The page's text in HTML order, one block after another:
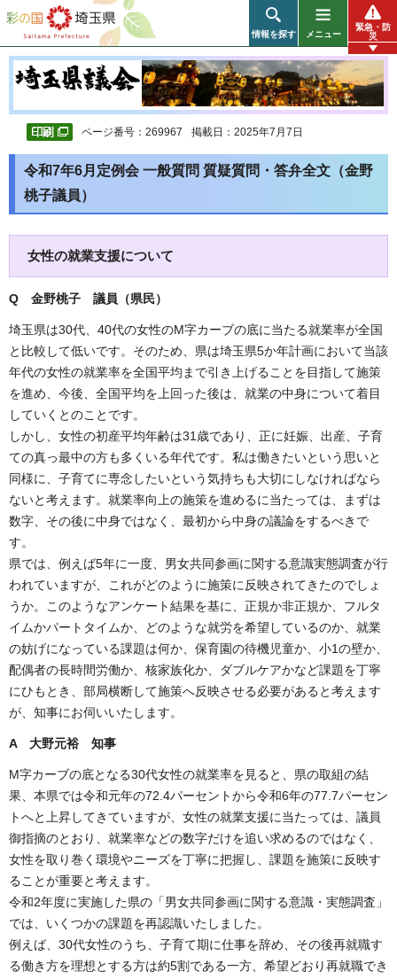
彩の国 埼玉県
情報を探す メニュー
緊急・防
災
ページ番号：269967 掲載日：2025年7月7日
令和7年6月定例会 一般質問 質疑質問・答弁全文（金野
桃子議員）
女性の就業支援について
Q 金野桃子 議員（県民）
埼玉県は30代、40代の女性のM字カーブの底に当たる就業率が全国
と比較して低いです。そのため、県は埼玉県5か年計画において当該
年代の女性の就業率を全国平均まで引き上げることを目指して施策
を進め、今後、全国平均を上回った後は、就業の中身について着目
していくとのことです。
しかし、女性の初産平均年齢は31歳であり、正に妊娠、出産、子育
ての真っ最中の方も多くいる年代です。私は働きたいという思いと
同様に、子育てに専念したいという気持ちも大切にしなければなら
ないと考えます。就業率向上の施策を進めるに当たっては、まずは
数字、その後に中身ではなく、最初から中身の議論をするべきで
す。
県では、例えば5年に一度、男女共同参画に関する意識実態調査が行
われていますが、これがどのように施策に反映されてきたのでしょ
うか。このようなアンケート結果を基に、正規か非正規か、フルタ
イムかパートタイムか、どのような就労を希望しているのか、就業
の妨げになっている課題は何か、保育園の待機児童か、小1の壁か、
配偶者の長時間労働か、核家族化か、ダブルケアかなど課題を丁寧
にひもとき、部局横断して施策へ反映させる必要があると考えます
が、知事にお伺いいたします。
A 大野元裕知事
M字カーブの底となる30代女性の就業率を見ると、県の取組の結
果、本県では令和元年の72.4パーセントから令和6年の77.7パーセン
トへと上昇してきていますが、女性の就業支援に当たっては、議員
御指摘のとおり、就業率などの数字だけを追い求めるのではなく、
女性を取り巻く環境やニーズを丁寧に把握し、課題を施策に反映す
ることが重要と考えます。
令和2年度に実施した県の「男女共同参画に関する意識・実態調査」
では、いくつかの課題を再認識いたしました。
例えば、30代女性のうち、子育て期に仕事を辞め、その後再就職す
る働き方を理想とする方は約5割である一方、希望どおり再就職でき